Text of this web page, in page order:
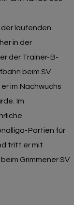
laufenden
in der
der Trainer-B-
beim SV
im Nachwuchs
Im
Partien für
tritt er mit
Grimmener SV